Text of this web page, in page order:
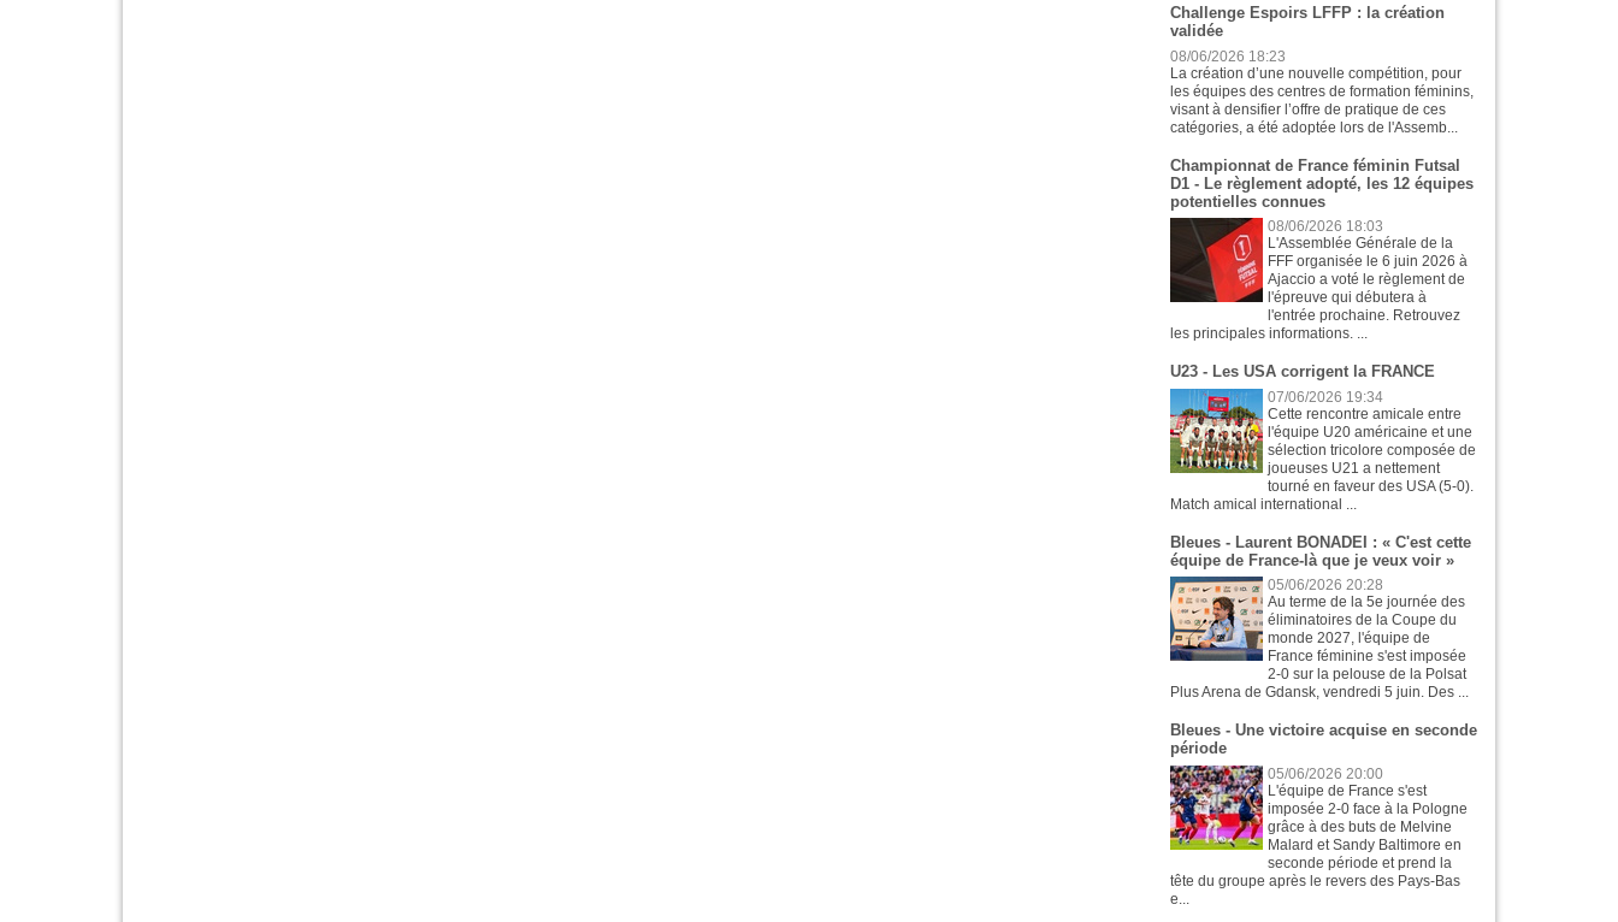
Challenge Espoirs LFFP : la création
validée
08/06/2026 18:23
La création d’une nouvelle compétition, pour
les équipes des centres de formation féminins,
visant à densifier l’offre de pratique de ces
catégories, a été adoptée lors de l'Assemb...
Championnat de France féminin Futsal
D1 - Le règlement adopté, les 12 équipes
potentielles connues
08/06/2026 18:03
L'Assemblée Générale de la
FFF organisée le 6 juin 2026 à
Ajaccio a voté le règlement de
l'épreuve qui débutera à
l'entrée prochaine. Retrouvez
les principales informations. ...
U23 - Les USA corrigent la FRANCE
07/06/2026 19:34
Cette rencontre amicale entre
l'équipe U20 américaine et une
sélection tricolore composée de
joueuses U21 a nettement
tourné en faveur des USA (5-0).
Match amical international ...
Bleues - Laurent BONADEI : « C'est cette
équipe de France-là que je veux voir »
05/06/2026 20:28
Au terme de la 5e journée des
éliminatoires de la Coupe du
monde 2027, l'équipe de
France féminine s'est imposée
2-0 sur la pelouse de la Polsat
Plus Arena de Gdansk, vendredi 5 juin. Des ...
Bleues - Une victoire acquise en seconde
période
05/06/2026 20:00
L'équipe de France s'est
imposée 2-0 face à la Pologne
grâce à des buts de Melvine
Malard et Sandy Baltimore en
seconde période et prend la
tête du groupe après le revers des Pays-Bas
e...